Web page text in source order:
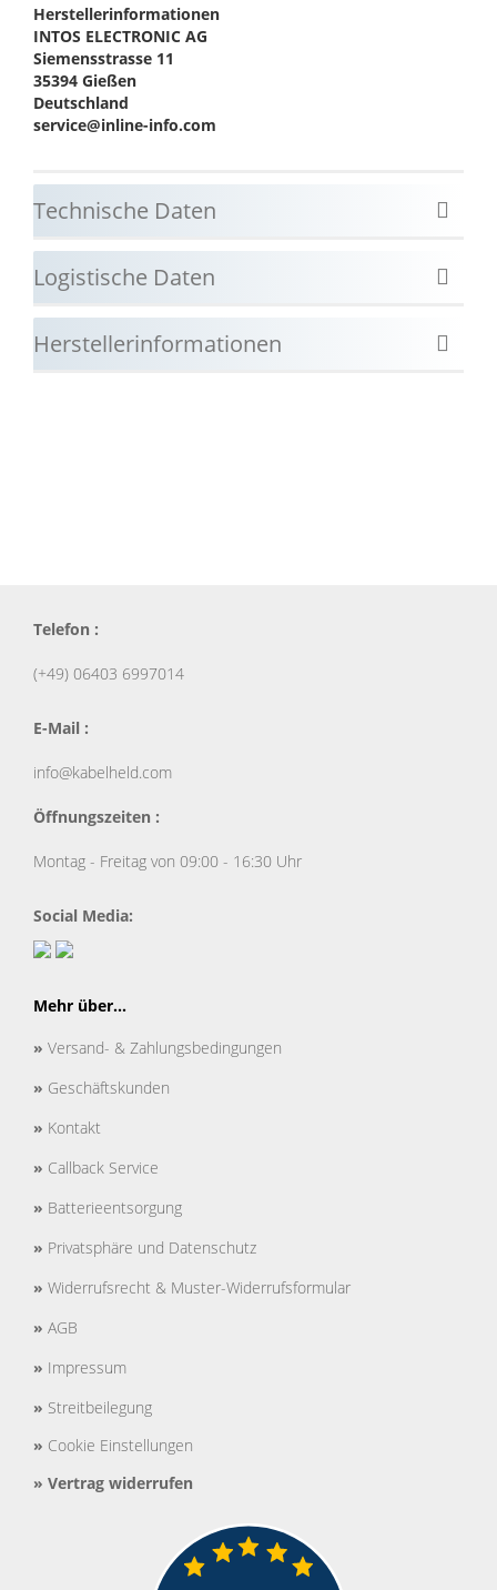
Herstellerinformationen
INTOS ELECTRONIC AG
Siemensstrasse 11
35394 Gießen
Deutschland
service@inline-info.com
Technische Daten
Logistische Daten
Herstellerinformationen
Telefon :
(+49) 06403 6997014
E-Mail :
info@kabelheld.com
Öffnungszeiten :
Montag - Freitag von 09:00 - 16:30 Uhr
Social Media:
Mehr über...
» Versand- & Zahlungsbedingungen
» Geschäftskunden
» Kontakt
» Callback Service
» Batterieentsorgung
» Privatsphäre und Datenschutz
» Widerrufsrecht & Muster-Widerrufsformular
» AGB
» Impressum
» Streitbeilegung
» Cookie Einstellungen
» Vertrag widerrufen